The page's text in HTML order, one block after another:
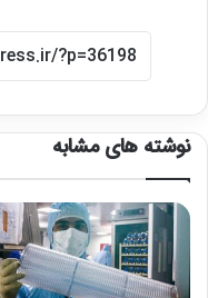
نوشته های مشابه